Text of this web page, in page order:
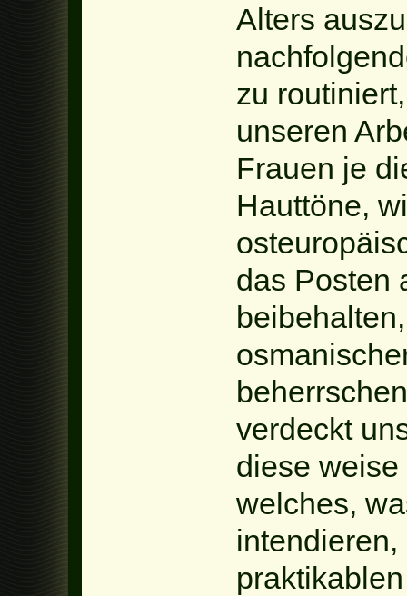
Alters
zu
unseren
Frauen je
Hauttöne,
das Posten
verdeckt
diese
welches,